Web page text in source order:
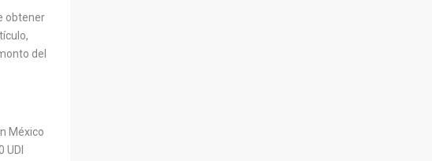
obtener
del
México
UDI